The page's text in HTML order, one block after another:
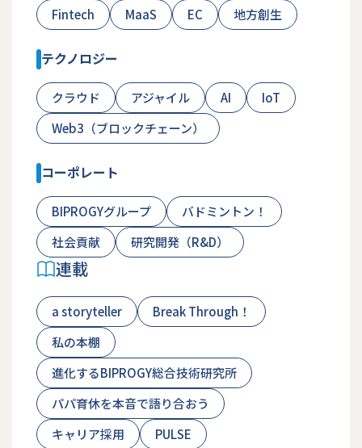
Fintech
MaaS EC 地方創生
テクノロジー
クラウド アジャイル AI
IoT
Web3（ブロックチェーン）
コーポレート
BIPROGYグループ
バドミントン！
社会貢献
研究開発（R&D）
連載
a storyteller
Break Through！
私の本棚
進化するBIPROGY総合技術研究所
パパ育休を本音で語り合おう
キャリア採用
PULSE